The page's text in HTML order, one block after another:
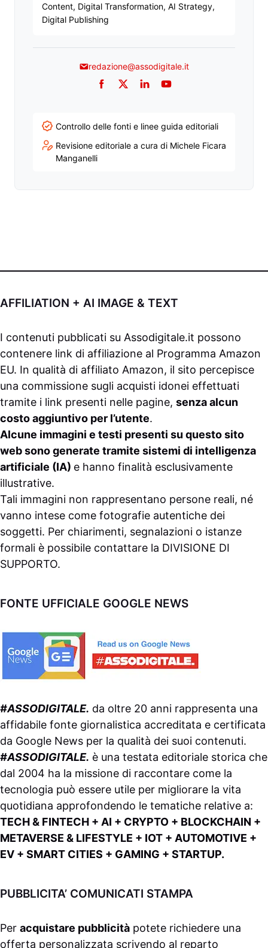
Content, Digital Transformation, AI Strategy,
Digital Publishing
redazione@assodigitale.it
Facebook
TwitterLinkedInYouTube
Controllo delle fonti e linee guida editoriali
Revisione editoriale a cura di Michele Ficara
Manganelli
AFFILIATION + AI IMAGE & TEXT
I contenuti pubblicati su Assodigitale.it possono
contenere link di affiliazione al Programma Amazon
EU. In qualità di affiliato Amazon, il sito percepisce
una commissione sugli acquisti idonei effettuati
tramite i link presenti nelle pagine, senza alcun
costo aggiuntivo per l’utente.
Alcune immagini e testi presenti su questo sito
web sono generate tramite sistemi di intelligenza
artificiale (IA) e hanno finalità esclusivamente
illustrative.
Tali immagini non rappresentano persone reali, né
vanno intese come fotografie autentiche dei
soggetti. Per chiarimenti, segnalazioni o istanze
formali è possibile contattare la DIVISIONE DI
SUPPORTO.
FONTE UFFICIALE GOOGLE NEWS
#ASSODIGITALE. da oltre 20 anni rappresenta una
affidabile fonte giornalistica accreditata e certificata
da Google News per la qualità dei suoi contenuti.
#ASSODIGITALE. è una testata editoriale storica che
dal 2004 ha la missione di raccontare come la
tecnologia può essere utile per migliorare la vita
quotidiana approfondendo le tematiche relative a:
TECH & FINTECH + AI + CRYPTO + BLOCKCHAIN +
METAVERSE & LIFESTYLE + IOT + AUTOMOTIVE +
EV + SMART CITIES + GAMING + STARTUP.
PUBBLICITA’ COMUNICATI STAMPA
Per acquistare pubblicità potete richiedere una
offerta personalizzata scrivendo al reparto